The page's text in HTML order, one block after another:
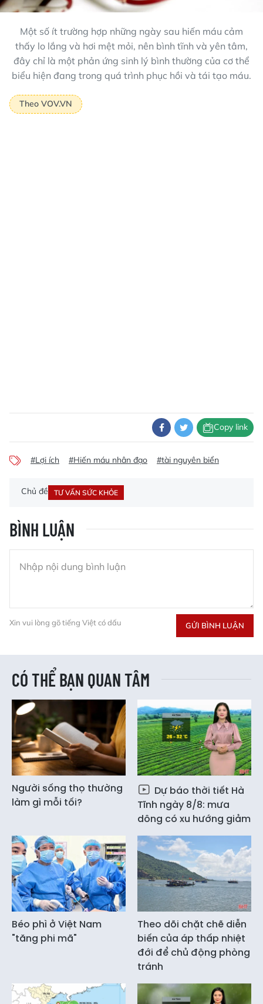
Một số ít trường hợp những ngày sau hiến máu cảm
thấy lo lắng và hơi mệt mỏi, nên bình tĩnh và yên tâm,
đây chỉ là một phản ứng sinh lý bình thường của cơ thể
biểu hiện đang trong quá trình phục hồi và tái tạo máu.
Theo VOV.VN
Copy link
#Lợi ích #Hiến máu nhân đạo #tài nguyên biển
Chủ đề TƯ VẤN SỨC KHỎE
BÌNH LUẬN
Xin vui lòng gõ tiếng Việt có dấu GỬI BÌNH LUẬN
CÓ THỂ BẠN QUAN TÂM
Người sống thọ thường
làm gì mỗi tối?
Dự báo thời tiết Hà
Tĩnh ngày 8/8: mưa
dông có xu hướng giảm
Béo phì ở Việt Nam
"tăng phi mã"
Theo dõi chặt chẽ diễn
biến của áp thấp nhiệt
đới để chủ động phòng
tránh